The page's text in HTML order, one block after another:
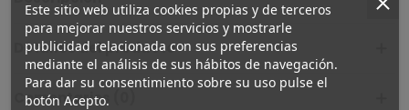
Detalles del producto
Comentarios (0)
Este sitio web utiliza cookies propias y de terceros
para mejorar nuestros servicios y mostrarle
publicidad relacionada con sus preferencias
mediante el análisis de sus hábitos de navegación.
Para dar su consentimiento sobre su uso pulse el
botón Acepto.